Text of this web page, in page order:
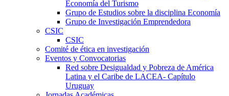
Economía del Turismo
Grupo de Estudios sobre la disciplina Economía
Grupo de Investigación Emprendedora
CSIC
CSIC
Comité de ética en investigación
Eventos y Convocatorias
Red sobre Desigualdad y Pobreza de América
Latina y el Caribe de LACEA- Capítulo
Uruguay